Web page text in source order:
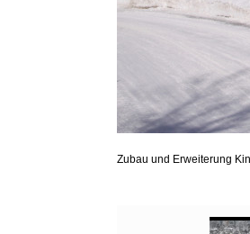
Zubau und Erweiterung